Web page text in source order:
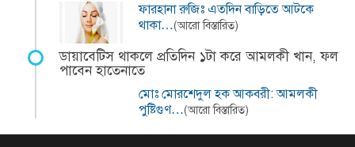
ফারহানা রুজিঃ এতদিন বাড়িতে আটকে
থাকা…(আরো বিস্তারিত)
ডায়াবেটিস থাকলে প্রতিদিন ১টা করে আমলকী খান, ফল
পাবেন হাতেনাতে
মোঃ মোরশেদুল হক আকবরী: আমলকী
পুষ্টিগুণ…(আরো বিস্তারিত)